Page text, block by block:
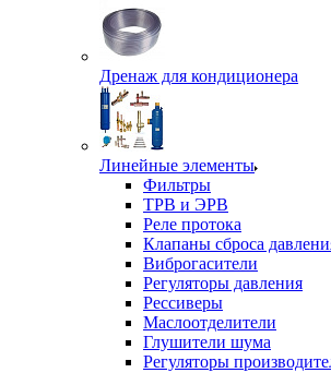
Дренаж для кондиционера
Линейные элементы
Фильтры
ТРВ и ЭРВ
Реле протока
Клапаны сброса
Виброгасители
Регуляторы давления
Рессиверы
Маслоотделители
Глушители шума
Регуляторы